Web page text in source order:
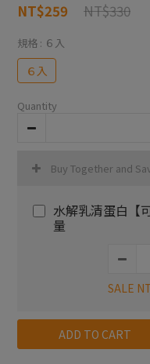
NT$330
NT$259
規格 : ６入
６入
Quantity
Buy Together and
水解乳清蛋白【
量
SALE
ADD TO CART